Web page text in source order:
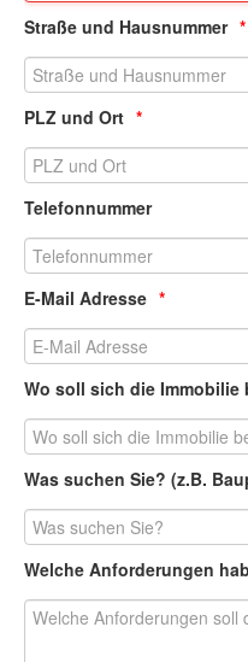
Straße und Hausnummer
PLZ und Ort
Telefonnummer
E-Mail Adresse
Wo soll sich die Immobilie
Was suchen Sie? (z.B.
Welche Anforderungen